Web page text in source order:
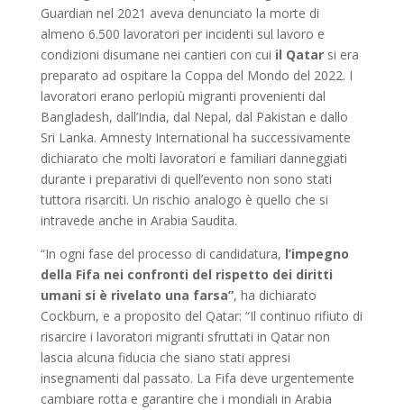
Guardian nel 2021 aveva denunciato la morte di
almeno 6.500 lavoratori per incidenti sul lavoro e
condizioni disumane nei cantieri con cui il Qatarsi era
preparato ad ospitare la Coppa del Mondo del 2022. I
lavoratori erano perlopiù migranti provenienti dal
Bangladesh, dall’India, dal Nepal, dal Pakistan e dallo
Sri Lanka. Amnesty International ha successivamente
dichiarato che molti lavoratori e familiari danneggiati
durante i preparativi di quell’evento non sono stati
tuttora risarciti. Un rischio analogo è quello che si
intravede anche in Arabia Saudita.
“In ogni fase del processo di candidatura, l’impegno
della Fifa nei confronti del rispetto dei diritti
umani si è rivelato una farsa”, ha dichiarato
Cockburn, e a proposito del Qatar: “Il continuo rifiuto di
risarcire i lavoratori migranti sfruttati in Qatar non
lascia alcuna fiducia che siano stati appresi
insegnamenti dal passato. La Fifa deve urgentemente
cambiare rotta e garantire che i mondiali in Arabia